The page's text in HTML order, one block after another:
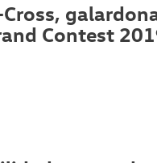
Contest